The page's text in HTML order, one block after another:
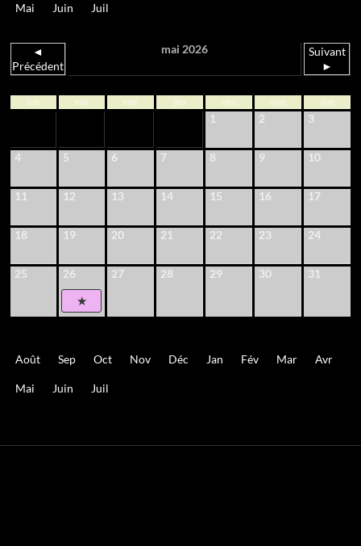
Mai Juin Juil
◄
Précédent
mai 2026
Suivant
►
lun mar mer jeu ven sam dim
1 2 3
4 5 6 7 8 9 10
11 12 13 14 15 16 17
18 19 20 21 22 23 24
25 26 27 28 29 30 31
Août Sep Oct Nov Déc Jan Fév Mar Avr
Mai Juin Juil